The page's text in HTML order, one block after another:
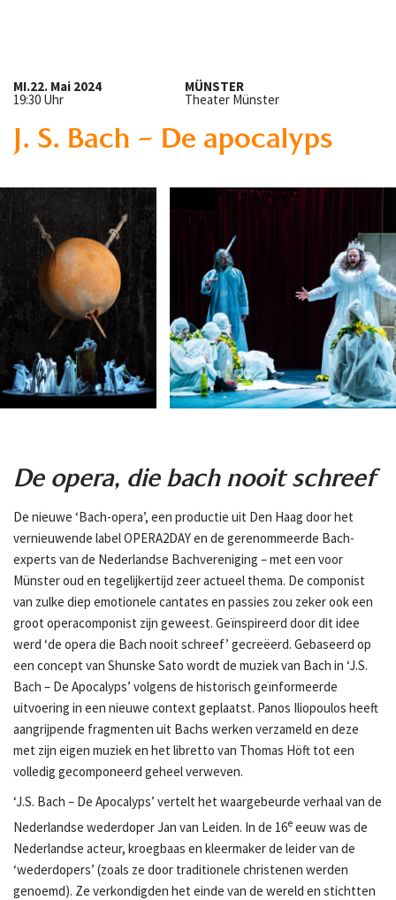
MI.22. Mai 2024
19:30 Uhr
MÜNSTER
Theater Münster
J. S. Bach – De apocalyps
De opera, die bach nooit schreef
De nieuwe ‘Bach-opera’, een productie uit Den Haag door het
vernieuwende label OPERA2DAY en de gerenommeerde Bach-
experts van de Nederlandse Bachvereniging – met een voor
Münster oud en tegelijkertijd zeer actueel thema. De componist
van zulke diep emotionele cantates en passies zou zeker ook een
groot operacomponist zijn geweest. Geïnspireerd door dit idee
werd ‘de opera die Bach nooit schreef’ gecreëerd. Gebaseerd op
een concept van Shunske Sato wordt de muziek van Bach in ‘J.S.
Bach – De Apocalyps’ volgens de historisch geïnformeerde
uitvoering in een nieuwe context geplaatst. Panos Iliopoulos heeft
aangrijpende fragmenten uit Bachs werken verzameld en deze
met zijn eigen muziek en het libretto van Thomas Höft tot een
volledig gecomponeerd geheel verweven.
‘J.S. Bach – De Apocalyps’ vertelt het waargebeurde verhaal van de
Nederlandse wederdoper Jan van Leiden. In de 16e eeuw was de
Nederlandse acteur, kroegbaas en kleermaker de leider van de
‘wederdopers’ (zoals ze door traditionele christenen werden
genoemd). Ze verkondigden het einde van de wereld en stichtten